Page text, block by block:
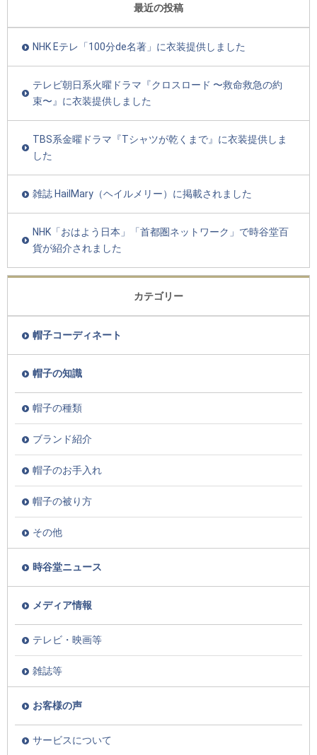
最近の投稿
NHK Eテレ「100分de名著」に衣装提供しました
テレビ朝日系火曜ドラマ『クロスロード 〜救命救急の約
束〜』に衣装提供しました
TBS系金曜ドラマ『Tシャツが乾くまで』に衣装提供しま
した
雑誌 HailMary（ヘイルメリー）に掲載されました
NHK「おはよう日本」「首都圏ネットワーク」で時谷堂百
貨が紹介されました
カテゴリー
帽子コーディネート
帽子の知識
帽子の種類
ブランド紹介
帽子のお手入れ
帽子の被り方
その他
時谷堂ニュース
メディア情報
テレビ・映画等
雑誌等
お客様の声
サービスについて